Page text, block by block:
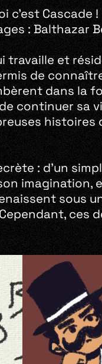
Cascade
: Balthazar
travaille et
de
dans la
continuer sa
histoires
: d’un
sous
ces